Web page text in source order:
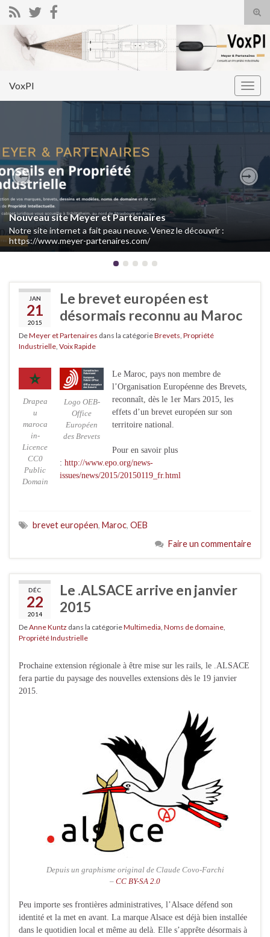
Search for:
VoxPI
Nouveau site Meyer et Partenaires
Notre site internet a fait peau neuve. Venez le découvrir :
https://www.meyer-partenaires.com/
Previous
JAN
21
2015
Le brevet européen est
désormais reconnu au Maroc
DeMeyer et Partenaires dans la catégorieBrevets Propriété
Industrielle Voix Rapide
Drapea
u
maroca
in-
Licence
CC0
Public
Domain
Logo OEB-
Office
Européen
des Brevets
Le Maroc, pays non membre de
l’Organisation Européenne des Brevets,
reconnaît, dès le 1er Mars 2015, les
effets d’un brevet européen sur son
territoire national.
Pour en savoir plus
: http://www.epo.org/news-
issues/news/2015/20150119_fr.html
brevet européen, Maroc, OEB
Faire un commentaire
DÉC
22
2014
Le .ALSACE arrive en janvier
2015
DeAnne Kuntz dans la catégorieMultimedia Noms de domaine
Propriété Industrielle
Prochaine extension régionale à être mise sur les rails, le .ALSACE
fera partie du paysage des nouvelles extensions dès le 19 janvier
2015.
Depuis un graphisme original de Claude Covo-Farchi
– CC BY-SA 2.0
Peu importe ses frontières administratives, l’Alsace défend son
identité et la met en avant. La marque Alsace est déjà bien installée
dans le quotidien local et même au delà. Elle s’apprête désormais à